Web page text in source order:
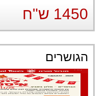
1450 ש"ח
הגושרים